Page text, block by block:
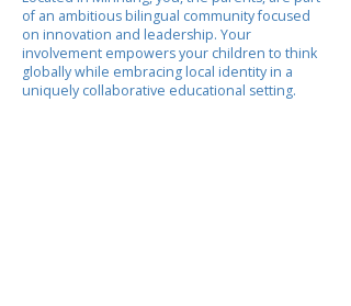
of an ambitious bilingual community focused
on innovation and leadership. Your
involvement empowers your children to think
globally while embracing local identity in a
uniquely collaborative educational setting.